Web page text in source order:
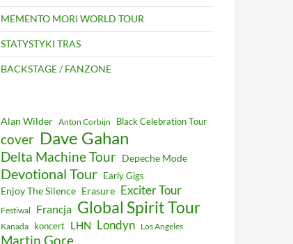
MEMENTO MORI WORLD TOUR
STATYSTYKI TRAS
BACKSTAGE / FANZONE
Alan Wilder Anton Corbijn Black Celebration Tour
cover Dave Gahan
Delta Machine Tour Depeche Mode
Devotional Tour Early Gigs
Enjoy The Silence Erasure Exciter Tour
Festiwal Francja Global Spirit Tour
Kanada koncert LHN Londyn Los Angeles
Martin Gore